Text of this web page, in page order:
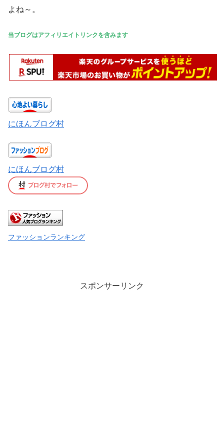
よね～。
当ブログはアフィリエイトリンクを含みます
にほんブログ村
にほんブログ村
ファッションランキング
スポンサーリンク